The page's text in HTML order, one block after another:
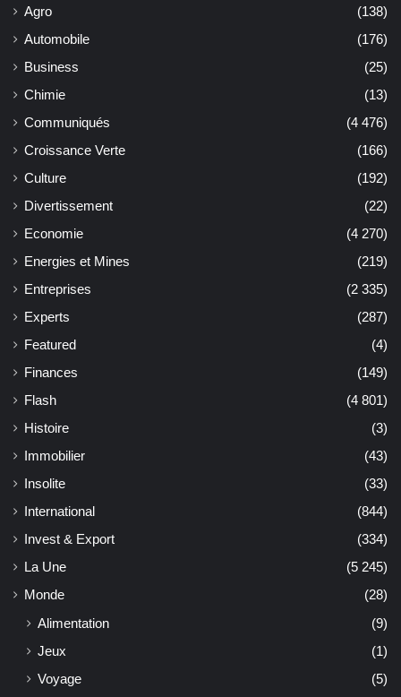
Agro
(138)
Automobile
(176)
Business
(25)
Chimie
(13)
Communiqués
(4 476)
Croissance Verte
(166)
Culture
(192)
Divertissement
(22)
Economie
(4 270)
Energies et Mines
(219)
Entreprises
(2 335)
Experts
(287)
Featured
(4)
Finances
(149)
Flash
(4 801)
Histoire
(3)
Immobilier
(43)
Insolite
(33)
International
(844)
Invest & Export
(334)
La Une
(5 245)
Monde
(28)
Alimentation
(9)
Jeux
(1)
Voyage
(5)